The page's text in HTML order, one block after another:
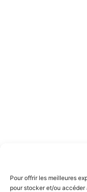
Pour offrir les meilleures
pour stocker et/ou accéder